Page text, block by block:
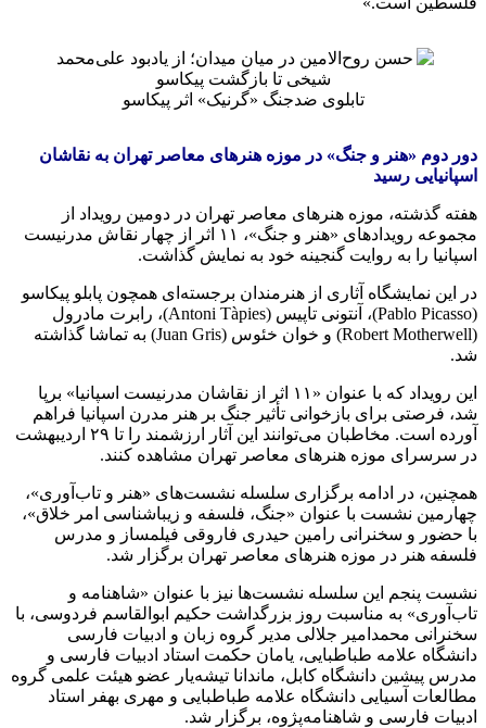
تابلوی ضدجنگ «گرنیک» اثر پیکاسو
دور دوم «هنر و جنگ» در موزه هنرهای معاصر تهران به نقاشان
اسپانیایی رسید
هفته گذشته، موزه هنرهای معاصر تهران در دومین رویداد از
مجموعه رویدادهای «هنر و جنگ»، ۱۱ اثر از چهار نقاش مدرنیست
اسپانیا را به روایت گنجینه خود به نمایش گذاشت.
در این نمایشگاه آثاری از هنرمندان برجسته‌ای همچون پابلو پیکاسو
(Pablo Picasso)، آنتونی تاپیس (Antoni Tàpies)، رابرت مادرول
(Robert Motherwell) و خوان خئوس (Juan Gris) به تماشا گذاشته
شد.
این رویداد که با عنوان «۱۱ اثر از نقاشان مدرنیست اسپانیا» برپا
شد، فرصتی برای بازخوانی تأثیر جنگ بر هنر مدرن اسپانیا فراهم
آورده است. مخاطبان می‌توانند این آثار ارزشمند را تا ۲۹ اردیبهشت
در سرسرای موزه هنرهای معاصر تهران مشاهده کنند.
همچنین، در ادامه برگزاری سلسله نشست‌های «هنر و تاب‌آوری»،
چهارمین نشست با عنوان «جنگ، فلسفه و زیباشناسی امر خلاق»،
با حضور و سخنرانی رامین حیدری فاروقی فیلمساز و مدرس
فلسفه هنر در موزه هنرهای معاصر تهران برگزار شد.
نشست پنجم این سلسله نشست‌ها نیز با عنوان «شاهنامه و
تاب‌آوری» به مناسبت روز بزرگداشت حکیم ابوالقاسم فردوسی، با
سخنرانی محمدامیر جلالی مدیر گروه زبان و ادبیات فارسی
دانشگاه علامه طباطبایی، یامان حکمت استاد ادبیات فارسی و
مدرس پیشین دانشگاه کابل، ماندانا تیشه‌یار عضو هیئت علمی گروه
مطالعات آسیایی دانشگاه علامه طباطبایی و مهری بهفر استاد
ادبیات فارسی و شاهنامه‌پژوه، برگزار شد.